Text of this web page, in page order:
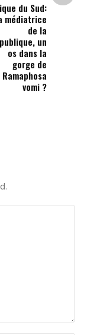
du Sud:
médiatrice
de la
un
os dans la
gorge de
Ramaphosa
vomi ?